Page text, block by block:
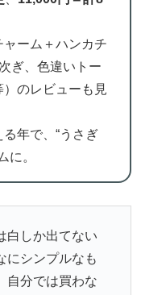
ーム＋ハンカチ
ぎ、色違いトー
）のレビューも見
年で、“うさぎ
に。
白しか出てない
にシンプルなも
自分では買わな